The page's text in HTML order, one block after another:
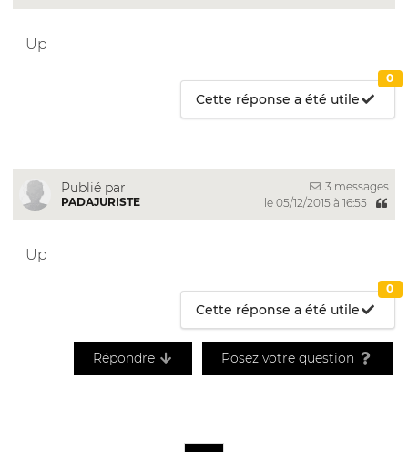
Up
Cette réponse a été utile
0
Publié par
PADAJURISTE
3 messages
le 05/12/2015 à 16:55
Up
Cette réponse a été utile
0
Répondre Posez votre question